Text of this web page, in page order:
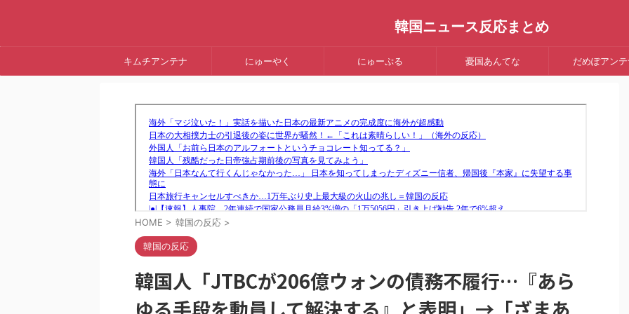
韓国ニュース反応まとめ
キムチアンテナ にゅーやく にゅーぷる 憂国あんてな だめぽアンテ
HOME > 韓国の反応 >
韓国の反応
韓国人「JTBCが206億ウォンの債務不履行…『あら